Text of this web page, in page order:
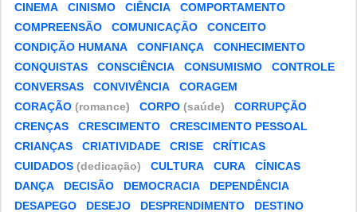
CINEMA
CINISMO CIÊNCIA
COMPORTAMENTO
COMPREENSÃO
COMUNICAÇÃO
CONCEITO
CONDIÇÃO HUMANA
CONFIANÇA
CONHECIMENTO
CONQUISTAS
CONSCIÊNCIA CONSUMISMO
CONTROLE
CONVERSAS
CONVIVÊNCIA
CORAGEM
CORAÇÃO (romance) CORPO (saúde)
CORRUPÇÃO
CRENÇAS
CRESCIMENTO
CRESCIMENTO PESSOAL
CRIANÇAS
CRIATIVIDADE CRISE
CRÍTICAS
CUIDADOS (dedicação) CULTURA CURA
CÍNICAS
DANÇA
DECISÃO DEMOCRACIA
DEPENDÊNCIA
DESAPEGO
DESEJO DESPRENDIMENTO
DESTINO